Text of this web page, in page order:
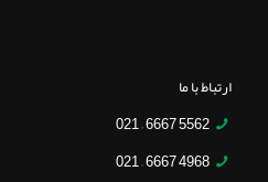
ارتباط با ما
5562 6667 – 021
4968 6667 – 021